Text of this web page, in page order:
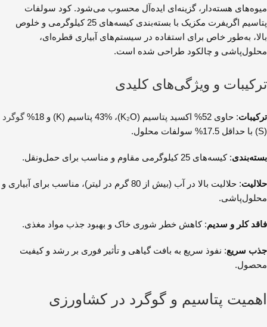
میوه‌های هسته‌دار، گزینه‌ای ایده‌آل محسوب می‌شود. کود سولفات
پتاسیم اگریفرت مکزیک با بسته‌بندی کیسه‌های 25 کیلوگرمی و خلوص
بالا، به‌طور خاص برای استفاده در سیستم‌های آبیاری قطره‌ای،
محلول‌پاشی و چالکود طراحی شده است.
ترکیبات و ویژگی‌های کلیدی
ترکیبات: حاوی 52% اکسید پتاسیم (K₂O)، 43% پتاسیم (K) و 18%
گوگرد
(S) با حداقل 17.5% سولفات محلول.
بسته‌بندی: کیسه‌های 25 کیلوگرمی مقاوم و مناسب برای حمل‌ونقل.
حلالیت
: حلالیت بالا در آب (بیش از 80 گرم در لیتر)، مناسب برای آبیاری و
محلول‌پاشی.
فاقد کلر و سدیم: کاهش خطر شوری خاک و بهبود جذب مواد مغذی.
جذب سریع: نفوذ سریع به بافت گیاهی و تأثیر فوری بر رشد و کیفیت
محصول.
اهمیت پتاسیم و گوگرد در کشاورزی